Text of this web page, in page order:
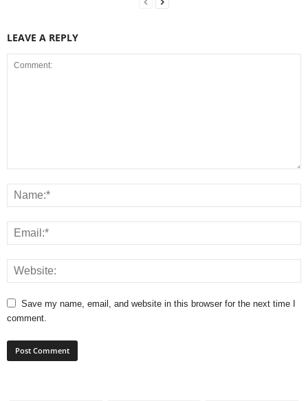
LEAVE A REPLY
Save my name, email, and website in this browser for the next time I
comment.